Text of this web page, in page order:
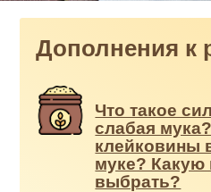
Дополнения к
Что такое
слабая
клейковины
муке? Какую
выбрать?